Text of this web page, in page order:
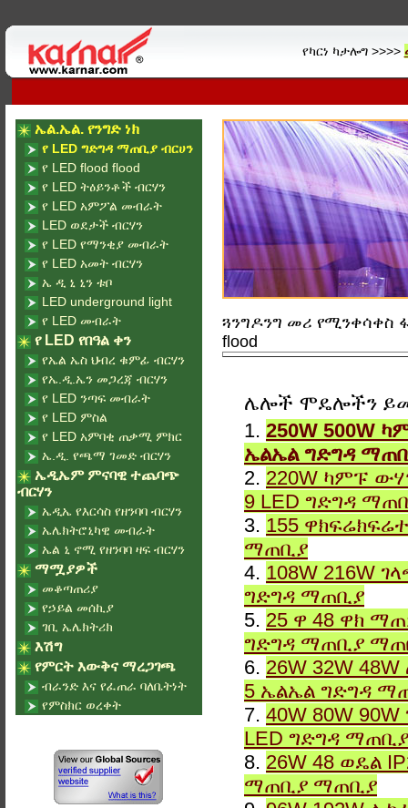
የካርነ ካታሎግ >>>>
ጓንግዶንግ መሪ የሚንቀሳቀስ
flood
ሌሎች ሞዴሎችን
1. 250W 500W
ኤልኤል ግድግዳ
2. 220W ካምፑ
9 LED ግድግዳ
3. 155
ማጠቢያ
4. 108W 216W
ግድግዳ ማጠቢያ
5. 25 ዋ 48 ዋክ
ግድግዳ ማጠቢያ
6. 26W 32W
5 ኤልኤል ግድግዳ
7. 40W 80W
LED ግድግዳ ማጠቢያ
8. 26W 48 ወዴል
ማጠቢያ ማጠቢያ
ኤል.ኤል. የንግድ ነክ
የ LED ግድግዳ ማጠቢያ ብርሀን
የ LED flood flood
የ LED ትዕይንቶች ብርሃን
የ LED አምፖል መብራት
LED ወደታች ብርሃን
የ LED የማንቂያ መብራት
የ LED አመት ብርሃን
ኤ ዲ ኒ ኒን ቱቦ
LED underground light
የ LED መብራት
የ LED የበዓል ቀን
የኤል ኤስ ህብረ ቁምፊ ብርሃን
የኤ.ዲ.ኤን መጋረጃ ብርሃን
የ LED ንጣፍ መብራት
የ LED ምስል
የ LED አምባቂ ጠቃሚ ምክር
ኤ.ዲ. የጫማ ገመድ ብርሃን
ኤዲኤም ምናባዊ ተጨባጭ
ብርሃን
ኤዲኤ የእርሳስ የዘንባባ ብርሃን
ኤሌክትሮኒካዊ መብራት
ኤል ኒ ኖሚ የዘንባባ ዛፍ ብርሃን
ማሟያዎች
መቆጣጠሪያ
የኃይል መሰኪያ
ገቢ ኤሌክትሪክ
እሽግ
የምርት እውቅና ማረጋገጫ
ብራንድ እና የፈጠራ ባለቤትነት
የምስክር ወረቀት